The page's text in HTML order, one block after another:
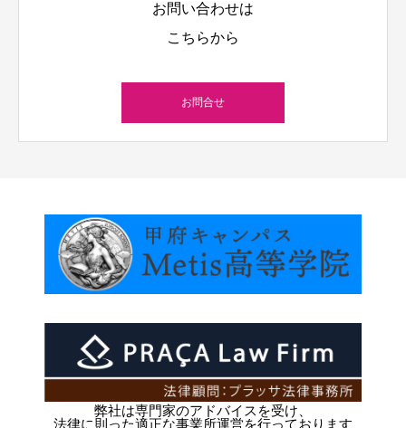
お問い合わせは
こちらから
お問合せ
弊社は専門家のアドバイスを受け、
法律に則った適正な事業所運営を行っております